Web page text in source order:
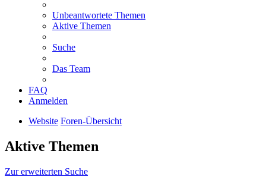
Unbeantwortete Themen
Aktive Themen
Suche
Das Team
FAQ
Anmelden
Website Foren-Übersicht
Aktive Themen
Zur erweiterten Suche